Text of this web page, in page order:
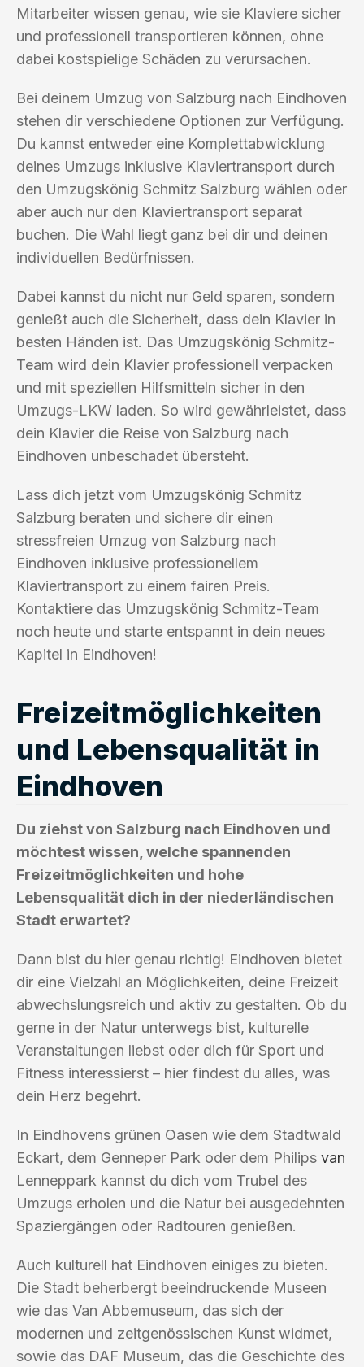
Mitarbeiter wissen genau, wie sie Klaviere sicher
und professionell transportieren können, ohne
dabei kostspielige Schäden zu verursachen.
Bei deinem Umzug von Salzburg nach Eindhoven
stehen dir verschiedene Optionen zur Verfügung.
Du kannst entweder eine Komplettabwicklung
deines Umzugs inklusive Klaviertransport durch
den Umzugskönig Schmitz Salzburg wählen oder
aber auch nur den Klaviertransport separat
buchen. Die Wahl liegt ganz bei dir und deinen
individuellen Bedürfnissen.
Dabei kannst du nicht nur Geld sparen, sondern
genießt auch die Sicherheit, dass dein Klavier in
besten Händen ist. Das Umzugskönig Schmitz-
Team wird dein Klavier professionell verpacken
und mit speziellen Hilfsmitteln sicher in den
Umzugs-LKW laden. So wird gewährleistet, dass
dein Klavier die Reise von Salzburg nach
Eindhoven unbeschadet übersteht.
Lass dich jetzt vom Umzugskönig Schmitz
Salzburg beraten und sichere dir einen
stressfreien Umzug von Salzburg nach
Eindhoven inklusive professionellem
Klaviertransport zu einem fairen Preis.
Kontaktiere das Umzugskönig Schmitz-Team
noch heute und starte entspannt in dein neues
Kapitel in Eindhoven!
Freizeitmöglichkeiten
und Lebensqualität in
Eindhoven
Du ziehst von Salzburg nach Eindhoven und
möchtest wissen, welche spannenden
Freizeitmöglichkeiten und hohe
Lebensqualität dich in der niederländischen
Stadt erwartet?
Dann bist du hier genau richtig! Eindhoven bietet
dir eine Vielzahl an Möglichkeiten, deine Freizeit
abwechslungsreich und aktiv zu gestalten. Ob du
gerne in der Natur unterwegs bist, kulturelle
Veranstaltungen liebst oder dich für Sport und
Fitness interessierst – hier findest du alles, was
dein Herz begehrt.
In Eindhovens grünen Oasen wie dem Stadtwald
Eckart, dem Genneper Park oder dem Philips van
Lenneppark kannst du dich vom Trubel des
Umzugs erholen und die Natur bei ausgedehnten
Spaziergängen oder Radtouren genießen.
Auch kulturell hat Eindhoven einiges zu bieten.
Die Stadt beherbergt beeindruckende Museen
wie das Van Abbemuseum, das sich der
modernen und zeitgenössischen Kunst widmet,
sowie das DAF Museum, das die Geschichte des